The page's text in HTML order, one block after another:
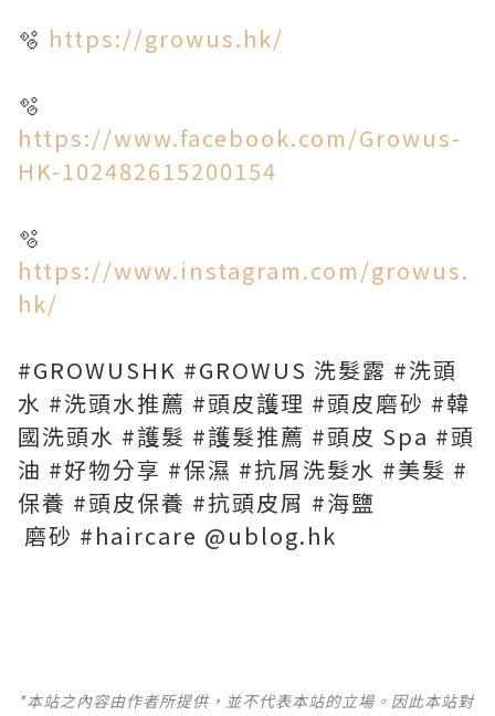
🫧 https://growus.hk/
🫧
https://www.facebook.com/Growus-
HK-102482615200154
🫧
https://www.instagram.com/growus.
hk/
#GROWUSHK #GROWUS 洗髮露 #洗頭
水 #洗頭水推薦 #頭皮護理 #頭皮磨砂 #韓
國洗頭水 #護髮 #護髮推薦 #頭皮 Spa #頭
油 #好物分享 #保濕 #抗屑洗髮水 #美髮 #
保養 #頭皮保養 #抗頭皮屑 #海鹽
磨砂 #haircare @ublog.hk
*本站之內容由作者所提供，並不代表本站的立場。因此本站對